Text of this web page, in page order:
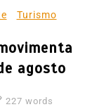
Turismo
agosto
227 words